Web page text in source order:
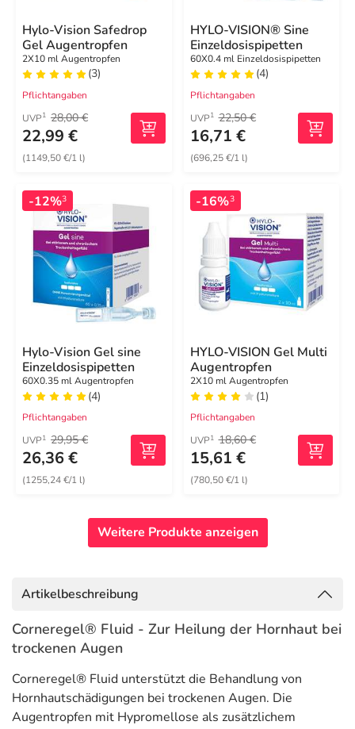
Hylo-Vision Safedrop
Gel Augentropfen
2X10 ml Augentropfen
(3)
Pflichtangaben
UVP1 28,00 €
22,99 €
(1149,50 €/1 l)
HYLO-VISION® Sine
Einzeldosispipetten
60X0.4 ml Einzeldosispipetten
(4)
Pflichtangaben
UVP1 22,50 €
16,71 €
(696,25 €/1 l)
-12%3
Hylo-Vision Gel sine
Einzeldosispipetten
60X0.35 ml Augentropfen
(4)
Pflichtangaben
UVP1 29,95 €
26,36 €
(1255,24 €/1 l)
-16%3
HYLO-VISION Gel Multi
Augentropfen
2X10 ml Augentropfen
(1)
Pflichtangaben
UVP1 18,60 €
15,61 €
(780,50 €/1 l)
Weitere Produkte anzeigen
Artikelbeschreibung
Corneregel® Fluid - Zur Heilung der Hornhaut bei
trockenen Augen
Corneregel® Fluid unterstützt die Behandlung von
Hornhautschädigungen bei trockenen Augen. Die
Augentropfen mit Hypromellose als zusätzlichem